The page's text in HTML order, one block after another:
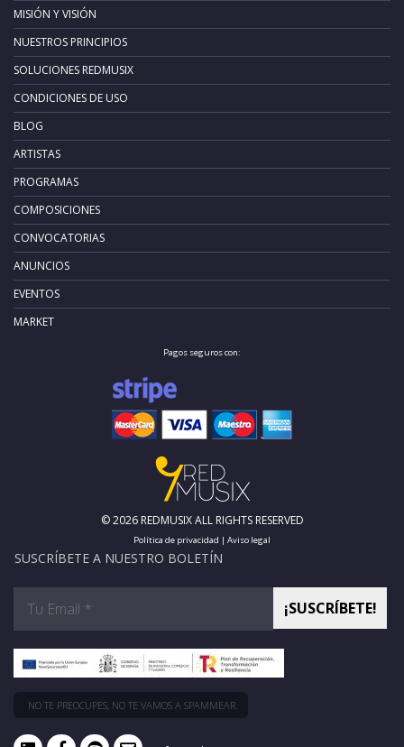
MISIÓN Y VISIÓN
NUESTROS PRINCIPIOS
SOLUCIONES REDMUSIX
CONDICIONES DE USO
BLOG
ARTISTAS
PROGRAMAS
COMPOSICIONES
CONVOCATORIAS
ANUNCIOS
EVENTOS
MARKET
Pagos seguros con:
© 2026 REDMUSIX ALL RIGHTS RESERVED
Política de privacidad | Aviso legal
SUSCRÍBETE A NUESTRO BOLETÍN
NO TE PREOCUPES, NO TE VAMOS A SPAMMEAR.